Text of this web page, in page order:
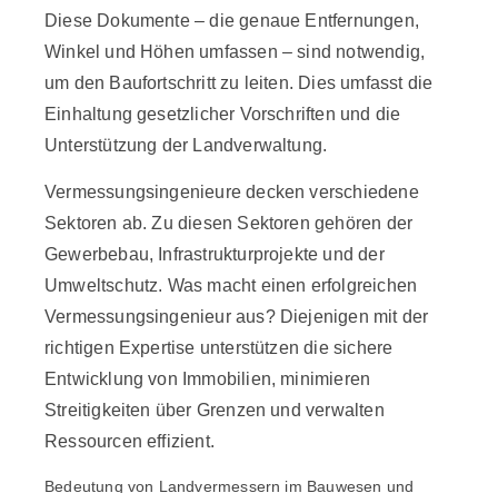
Diese Dokumente – die genaue Entfernungen,
Winkel und Höhen umfassen – sind notwendig,
um den Baufortschritt zu leiten. Dies umfasst die
Einhaltung gesetzlicher Vorschriften und die
Unterstützung der Landverwaltung.
Vermessungsingenieure decken verschiedene
Sektoren ab. Zu diesen Sektoren gehören der
Gewerbebau, Infrastrukturprojekte und der
Umweltschutz. Was macht einen erfolgreichen
Vermessungsingenieur aus? Diejenigen mit der
richtigen Expertise unterstützen die sichere
Entwicklung von Immobilien, minimieren
Streitigkeiten über Grenzen und verwalten
Ressourcen effizient.
Bedeutung von Landvermessern im Bauwesen und